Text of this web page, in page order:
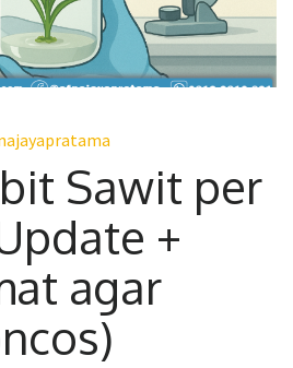
Sawit per
+
agar